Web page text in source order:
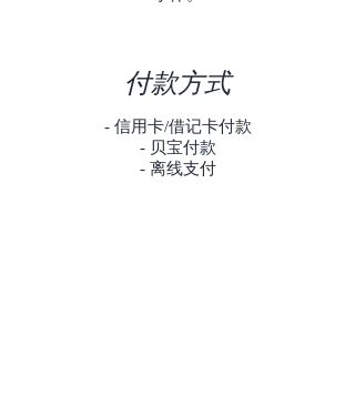
付款方式
- 信用卡/借记卡付款
- 贝宝付款
- 离线支付